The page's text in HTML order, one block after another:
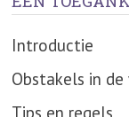
Introductie
Obstakels in de
Tips en regels